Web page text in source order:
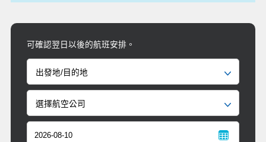
可確認翌日以後的航班安排。